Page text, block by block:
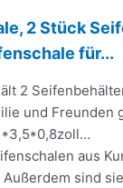
2 Stück
für...
2
und Freunden
aus
sind